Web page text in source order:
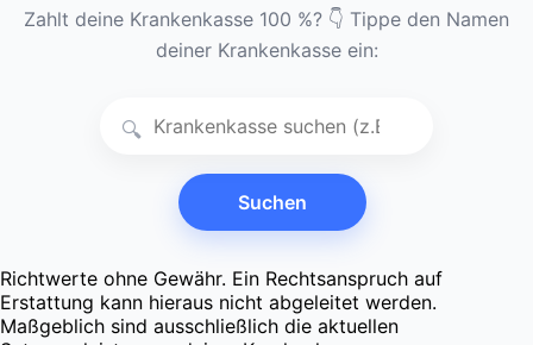
Zahlt deine Krankenkasse 100 %? 👇 Tippe den Namen
deiner Krankenkasse ein:
🔍
Suchen
Richtwerte ohne Gewähr. Ein Rechtsanspruch auf
Erstattung kann hieraus nicht abgeleitet werden.
Maßgeblich sind ausschließlich die aktuellen